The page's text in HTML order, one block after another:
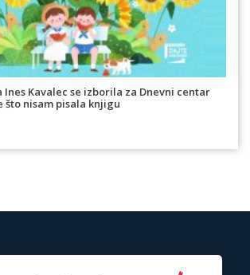
Ines Kavalec se izborila za Dnevni centar
što nisam pisala knjigu